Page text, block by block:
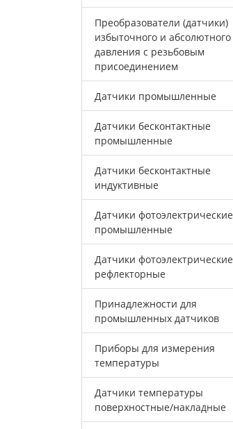
Преобразователи (датчики)
избыточного и абсолютного
давления с резьбовым
присоединением
Датчики промышленные
Датчики бесконтактные
промышленные
Датчики бесконтактные
индуктивные
Датчики фотоэлектрические
промышленные
Датчики фотоэлектрические
рефлекторные
Принадлежности для
промышленных датчиков
Приборы для измерения
температуры
Датчики температуры
поверхностные/накладные